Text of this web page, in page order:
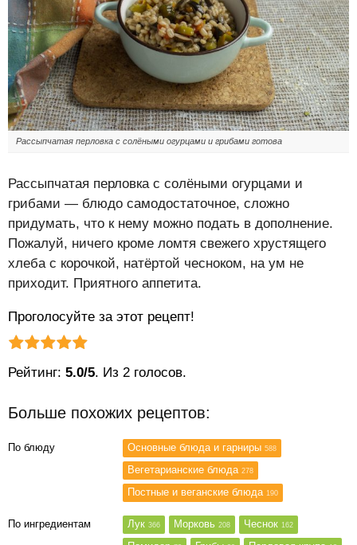
Рассыпчатая перловка с солёными огурцами и грибами готова
Рассыпчатая перловка с солёными огурцами и
грибами — блюдо самодостаточное, сложно
придумать, что к нему можно подать в дополнение.
Пожалуй, ничего кроме ломтя свежего хрустящего
хлеба с корочкой, натёртой чесноком, на ум не
приходит. Приятного аппетита.
Проголосуйте за этот рецепт!
Рейтинг статьи:
Рейтинг: 5.0/5. Из 2 голосов.
Больше похожих рецептов:
По блюду Основные блюда и гарниры 588
Вегетарианские блюда 278
Постные и веганские блюда 190
По ингредиентам Лук 366 Морковь 208 Чеснок 162